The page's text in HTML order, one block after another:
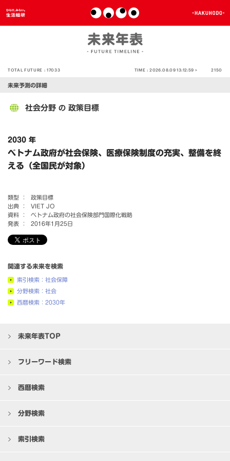
TOTAL FUTURE :17033 TIME :2026.08.09 13:12:59 > 2150
未来予測の詳細
社会分野 の 政策目標
2030 年
ベトナム政府が社会保険、医療保険制度の充実、整備を終
える（全国民が対象）
類型 ：
政策目標
出典 ：
VIET JO
資料 ：
ベトナム政府の社会保険部門国際化戦略
発表 ：
2016年1月25日
関連する未来を検索
索引検索：社会保障
分野検索：社会
西暦検索：2030年
未来年表TOP
フリーワード検索
西暦検索
分野検索
索引検索